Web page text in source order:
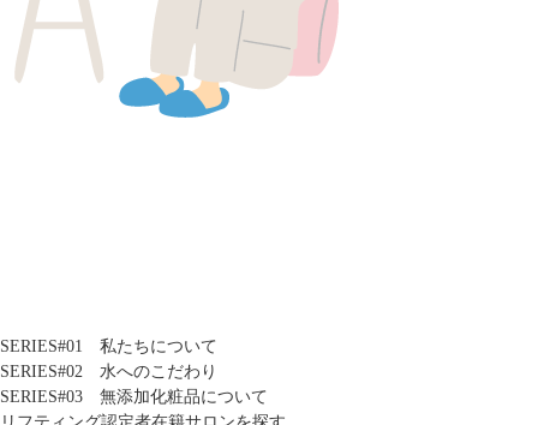
SERIES#01 私たちについて
SERIES#02 水へのこだわり
SERIES#03 無添加化粧品について